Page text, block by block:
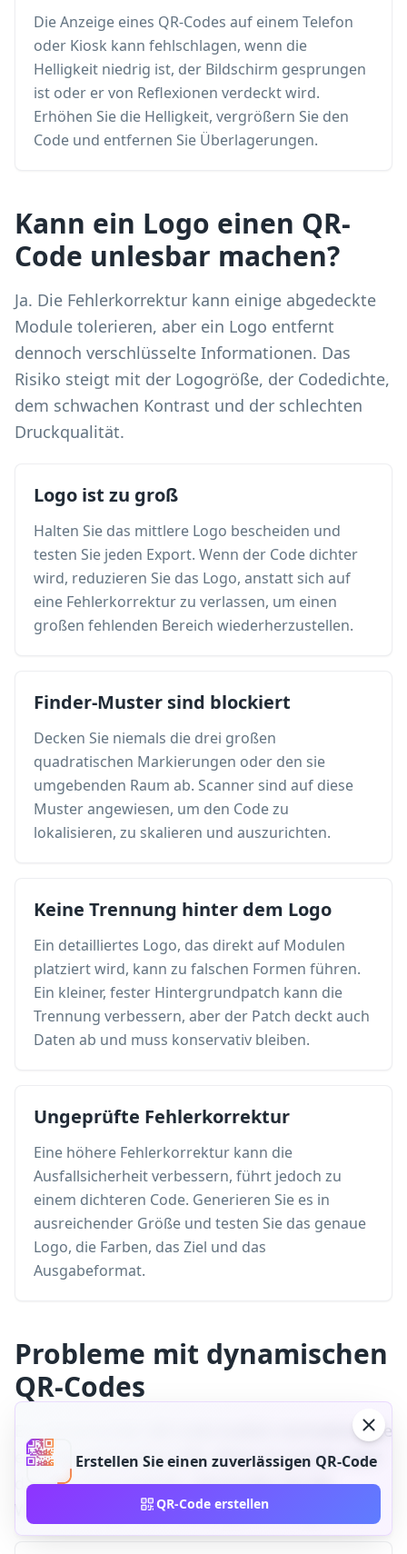
Die Anzeige eines QR-Codes auf einem Telefon
oder Kiosk kann fehlschlagen, wenn die
Helligkeit niedrig ist, der Bildschirm gesprungen
ist oder er von Reflexionen verdeckt wird.
Erhöhen Sie die Helligkeit, vergrößern Sie den
Code und entfernen Sie Überlagerungen.
Kann ein Logo einen QR-
Code unlesbar machen?
Ja. Die Fehlerkorrektur kann einige abgedeckte
Module tolerieren, aber ein Logo entfernt
dennoch verschlüsselte Informationen. Das
Risiko steigt mit der Logogröße, der Codedichte,
dem schwachen Kontrast und der schlechten
Druckqualität.
Logo ist zu groß
Halten Sie das mittlere Logo bescheiden und
testen Sie jeden Export. Wenn der Code dichter
wird, reduzieren Sie das Logo, anstatt sich auf
eine Fehlerkorrektur zu verlassen, um einen
großen fehlenden Bereich wiederherzustellen.
Finder-Muster sind blockiert
Decken Sie niemals die drei großen
quadratischen Markierungen oder den sie
umgebenden Raum ab. Scanner sind auf diese
Muster angewiesen, um den Code zu
lokalisieren, zu skalieren und auszurichten.
Keine Trennung hinter dem Logo
Ein detailliertes Logo, das direkt auf Modulen
platziert wird, kann zu falschen Formen führen.
Ein kleiner, fester Hintergrundpatch kann die
Trennung verbessern, aber der Patch deckt auch
Daten ab und muss konservativ bleiben.
Ungeprüfte Fehlerkorrektur
Eine höhere Fehlerkorrektur kann die
Ausfallsicherheit verbessern, führt jedoch zu
einem dichteren Code. Generieren Sie es in
ausreichender Größe und testen Sie das genaue
Logo, die Farben, das Ziel und das
Ausgabeformat.
Probleme mit dynamischen
QR-Codes
Ein dynamischer QR-Code kodiert normalerweise
eine verwaltete Kurz-URL. Wenn es scannt, aber
das Ziel nicht erreicht, überprüfen Sie die
Weiterleitungs- und Kampagnenkonfiguration.
Erstellen Sie einen zuverlässigen QR-Code
QR-Code erstellen